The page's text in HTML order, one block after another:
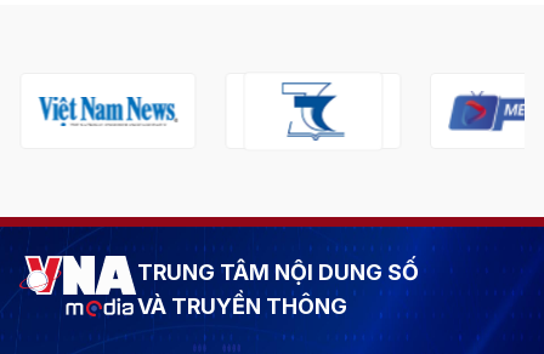
TRUNG TÂM NỘI DUNG SỐ
VÀ TRUYỀN THÔNG